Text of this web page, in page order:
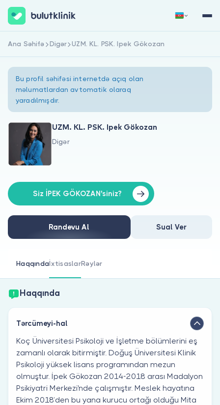
Haqqımızda
Xəstələr üçün
Həkimlər üçün
Qeydiyyat Daxil Ol
Ana Səhifə Digər UZM. KL. PSK. Ipek Gökozan
Bu profil səhifəsi internetdə açıq olan
məlumatlardan avtomatik olaraq
yaradılmışdır.
UZM. KL. PSK. Ipek Gökozan
Digər
Siz İPEK GÖKOZAN'siniz?
Randevu Al Sual Ver
HaqqındaİxtisaslarRəylər
Haqqında
Tərcümeyi-hal
Koç Üniversitesi Psikoloji ve İşletme bölümlerini eş
zamanlı olarak bitirmiştir. Doğuş Üniversitesi Klinik
Psikoloji yüksek lisans programından mezun
olmuştur. İpek Gökozan 2014-2018 arası Madalyon
Psikiyatri Merkezi'nde çalışmıştır. Meslek hayatına
Ekim 2018’den bu yana kurucu ortağı olduğu Mita